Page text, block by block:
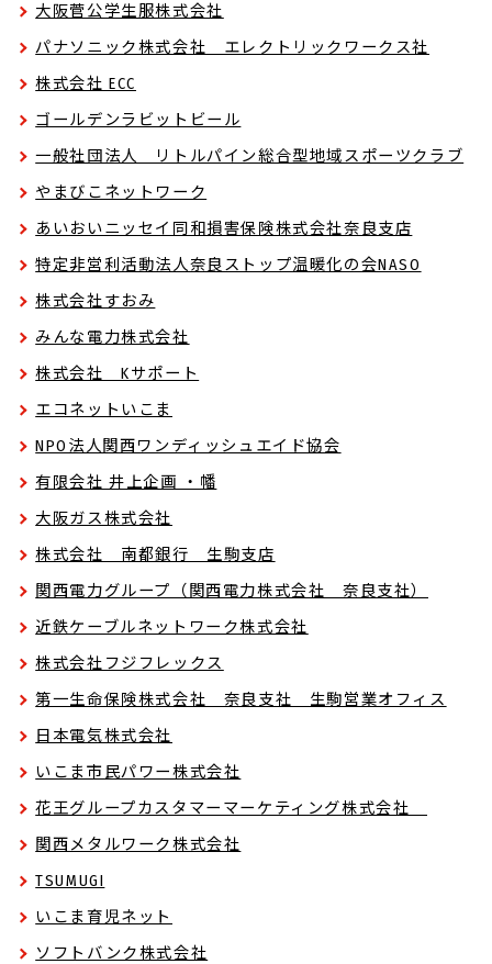
大阪菅公学生服株式会社
パナソニック株式会社 エレクトリックワークス社
株式会社 ECC
ゴールデンラビットビール
一般社団法人 リトルパイン総合型地域スポーツクラブ
やまびこネットワーク
あいおいニッセイ同和損害保険株式会社奈良支店
特定非営利活動法人奈良ストップ温暖化の会NASO
株式会社すおみ
みんな電力株式会社
株式会社 Kサポート
エコネットいこま
NPO法人関西ワンディッシュエイド協会
有限会社 井上企画 ・幡
大阪ガス株式会社
株式会社 南都銀行 生駒支店
関西電力グループ（関西電力株式会社 奈良支社）
近鉄ケーブルネットワーク株式会社
株式会社フジフレックス
第一生命保険株式会社 奈良支社 生駒営業オフィス
日本電気株式会社
いこま市民パワー株式会社
花王グループカスタマーマーケティング株式会社
関西メタルワーク株式会社
TSUMUGI
いこま育児ネット
ソフトバンク株式会社